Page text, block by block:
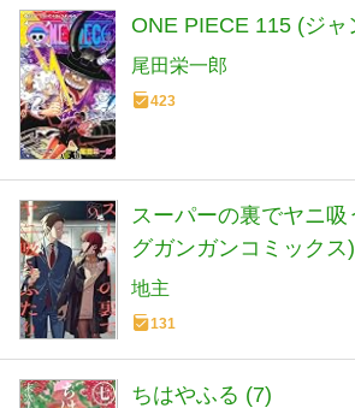
ONE PIECE 115 (ジャ
尾田栄一郎
423
スーパーの裏でヤニ
グガンガンコミックス)
地主
131
ちはやふる (7)